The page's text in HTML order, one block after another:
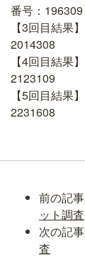
番号：196309
【3回目結果
2014308
【4回目結果
2123109
【5回目結果
2231608
前の記事
ット調査
次の記事
査